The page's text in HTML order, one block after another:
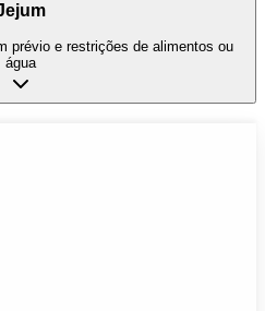
prévio e restrições de alimentos ou
água